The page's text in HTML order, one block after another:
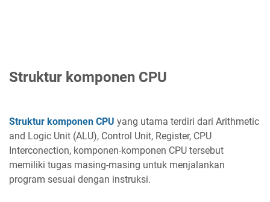
Struktur komponen CPU
Struktur komponen CPU yang utama terdiri dari Arithmetic
and Logic Unit (ALU), Control Unit, Register, CPU
Interconection, komponen-komponen CPU tersebut
memiliki tugas masing-masing untuk menjalankan
program sesuai dengan instruksi.